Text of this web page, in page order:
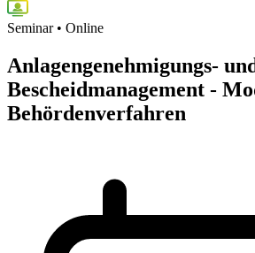
Seminar • Online
Anlagengenehmigungs-
Bescheidmanagement -
Behördenverfahren